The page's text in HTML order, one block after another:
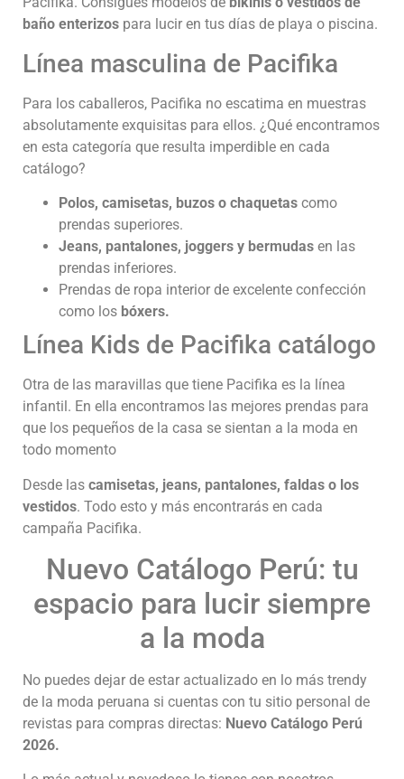
baño enterizos para lucir en tus días de playa o piscina.
Línea masculina de Pacifika
Para los caballeros, Pacifika no escatima en muestras
absolutamente exquisitas para ellos. ¿Qué encontramos
en esta categoría que resulta imperdible en cada
catálogo?
Polos, camisetas, buzos o chaquetas como
prendas superiores.
Jeans, pantalones, joggers y bermudas en las
prendas inferiores.
Prendas de ropa interior de excelente confección
como los bóxers.
Línea Kids de Pacifika catálogo
Otra de las maravillas que tiene Pacifika es la línea
infantil. En ella encontramos las mejores prendas para
que los pequeños de la casa se sientan a la moda en
todo momento
Desde las camisetas, jeans, pantalones, faldas o los
vestidos. Todo esto y más encontrarás en cada
campaña Pacifika.
Nuevo Catálogo Perú: tu
espacio para lucir siempre
a la moda
No puedes dejar de estar actualizado en lo más trendy
de la moda peruana si cuentas con tu sitio personal de
revistas para compras directas: Nuevo Catálogo Perú
2026.